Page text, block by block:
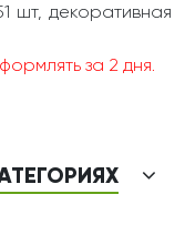
шт, декоративная
за 2 дня.